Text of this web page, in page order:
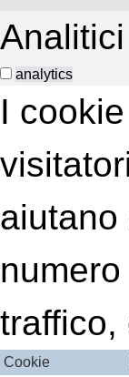
Analitici
analytics
I
aiutano
traffico,
Cookie